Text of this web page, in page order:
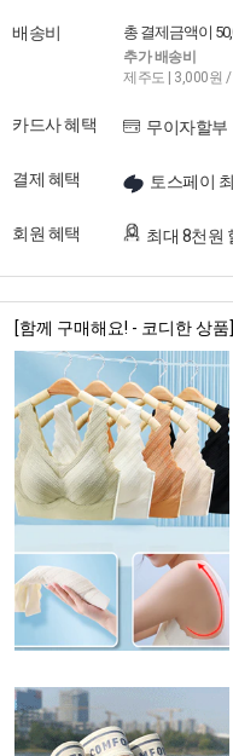
배송비 총 결제금액이
추가 배송비
제주도 | 3,000원
카드사 혜택 무이자할부
결제 혜택 토스페이
회원 혜택 최대 8천원
[함께 구매해요! - 코디한 상품]